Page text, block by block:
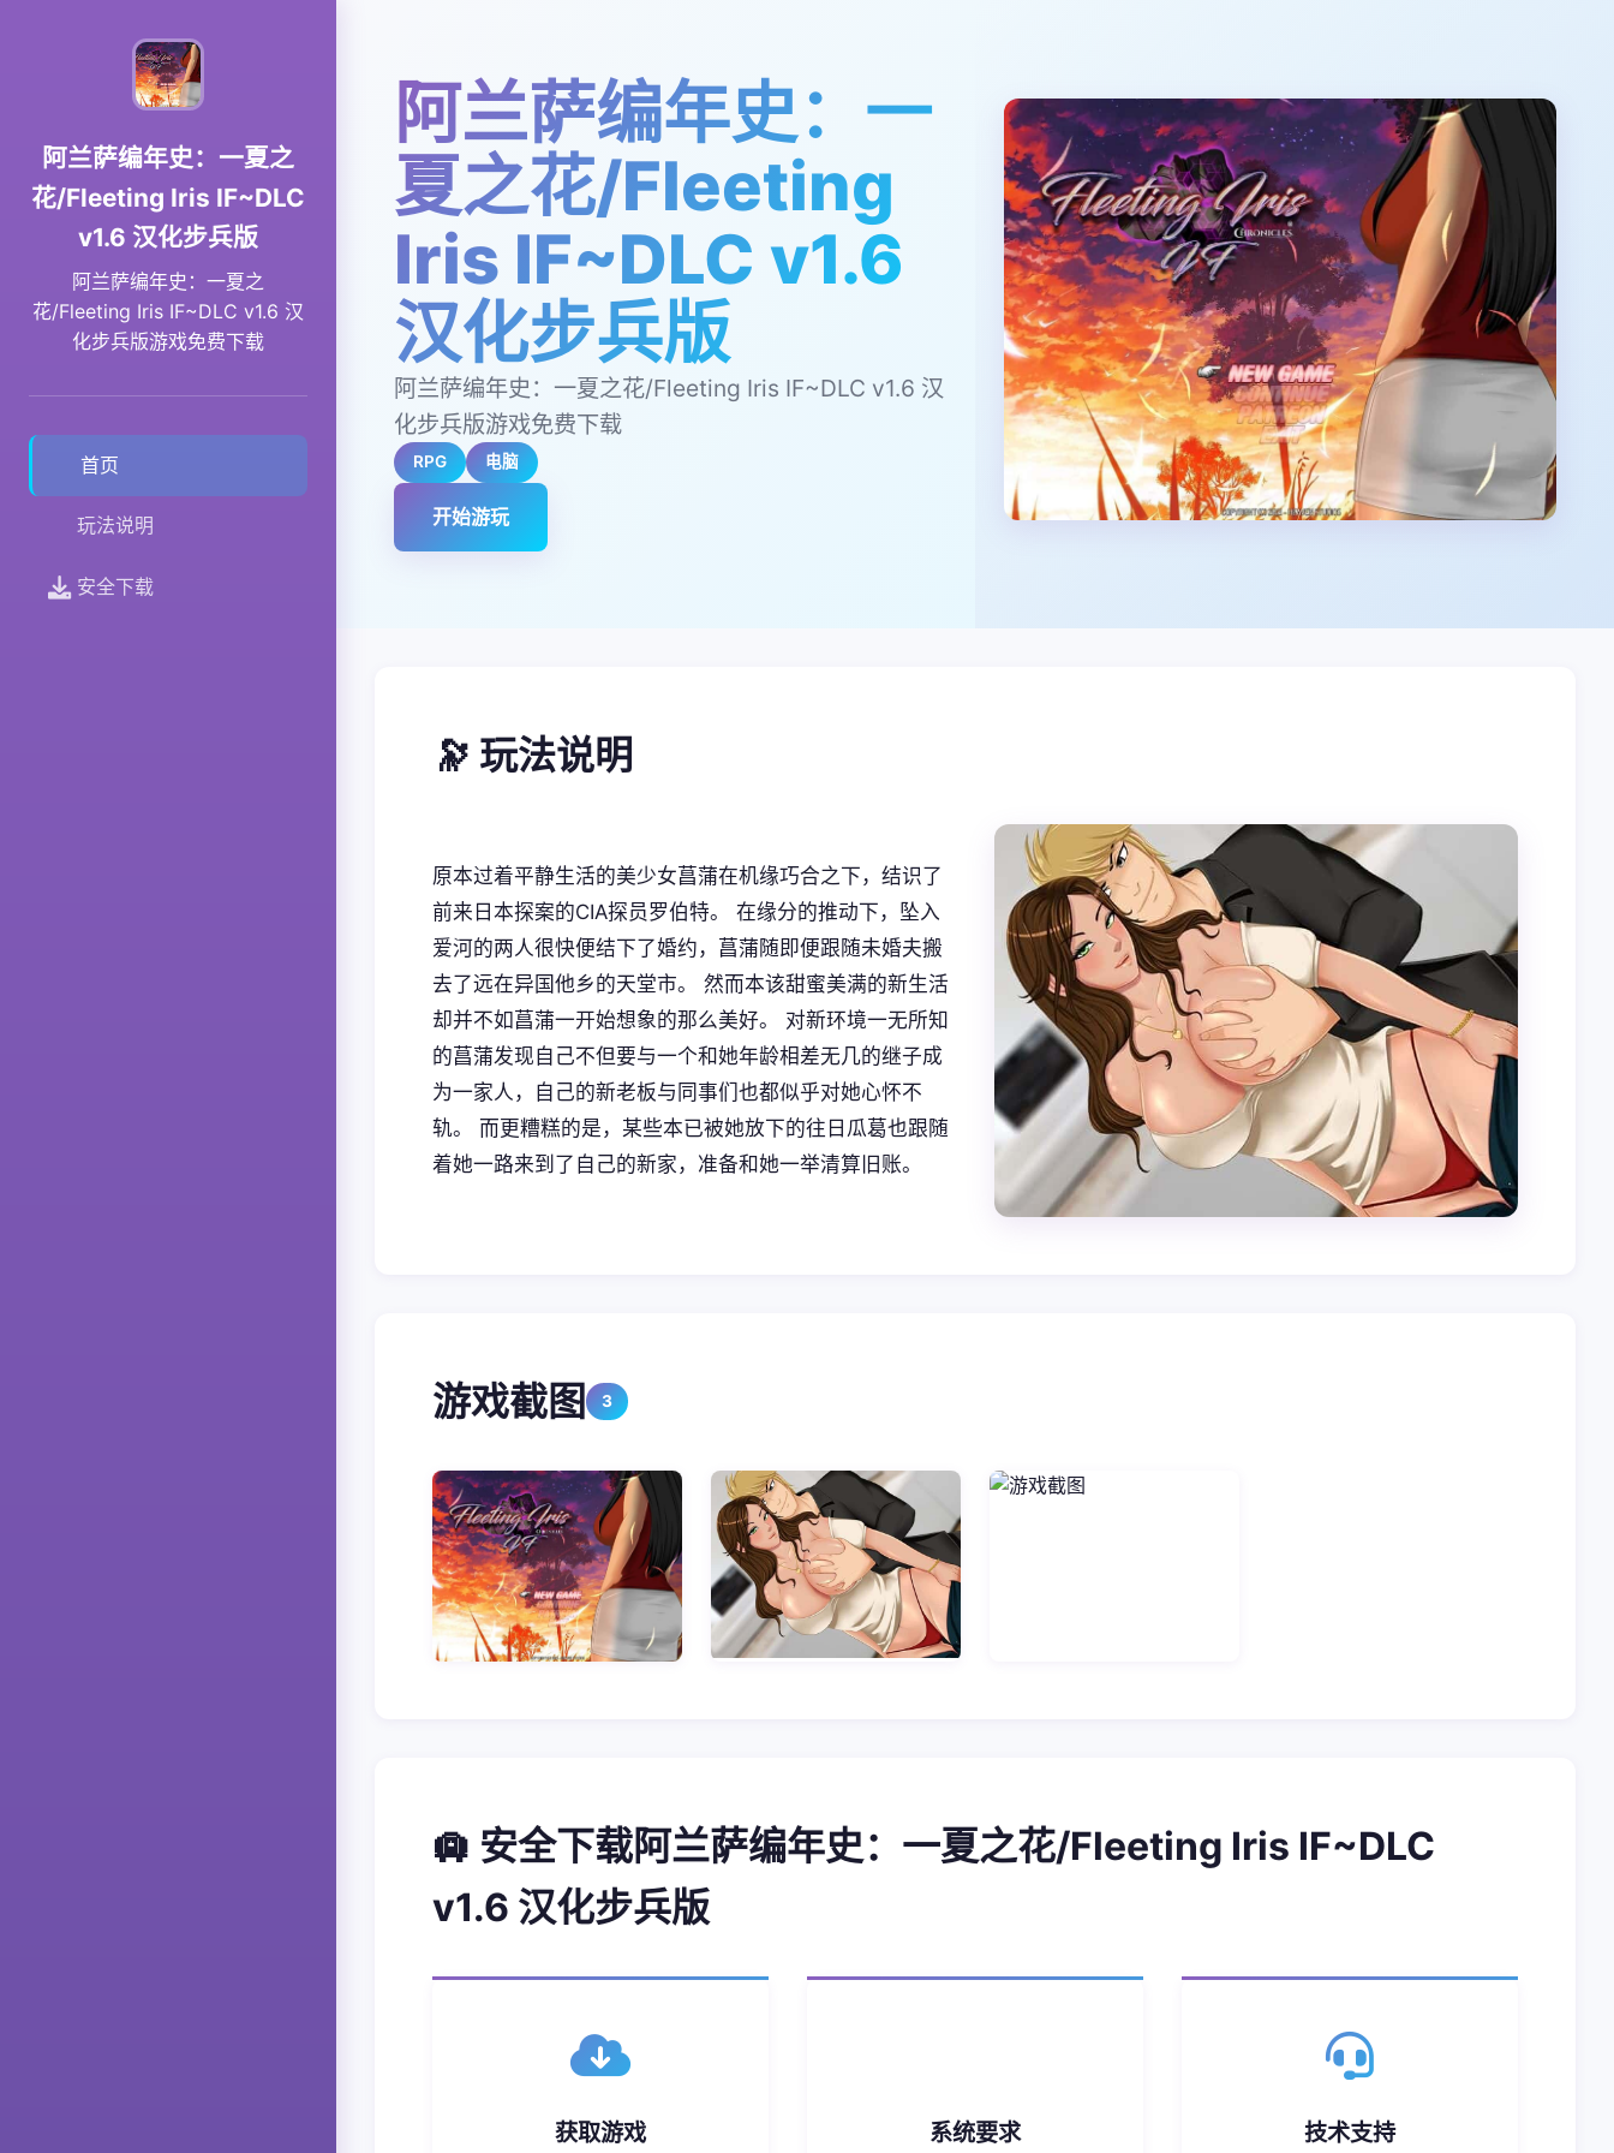
阿兰萨编年史：一夏之
花/Fleeting Iris IF~DLC
v1.6 汉化步兵版
阿兰萨编年史：一夏之
花/Fleeting Iris IF~DLC v1.6 汉
化步兵版游戏免费下载
首页
玩法说明
安全下载
阿兰萨编年史：一
夏之花/Fleeting
Iris IF~DLC v1.6
汉化步兵版
阿兰萨编年史：一夏之花/Fleeting Iris IF~DLC v1.6 汉
化步兵版游戏免费下载
RPG 电脑
开始游玩
🔭 玩法说明
原本过着平静生活的美少女菖蒲在机缘巧合之下，结识了
前来日本探案的CIA探员罗伯特。 在缘分的推动下，坠入
爱河的两人很快便结下了婚约，菖蒲随即便跟随未婚夫搬
去了远在异国他乡的天堂市。 然而本该甜蜜美满的新生活
却并不如菖蒲一开始想象的那么美好。 对新环境一无所知
的菖蒲发现自己不但要与一个和她年龄相差无几的继子成
为一家人，自己的新老板与同事们也都似乎对她心怀不
轨。 而更糟糕的是，某些本已被她放下的往日瓜葛也跟随
着她一路来到了自己的新家，准备和她一举清算旧账。
游戏截图 3
🛄 安全下载阿兰萨编年史：一夏之花/Fleeting Iris IF~DLC
v1.6 汉化步兵版
获取游戏 系统要求 技术支持